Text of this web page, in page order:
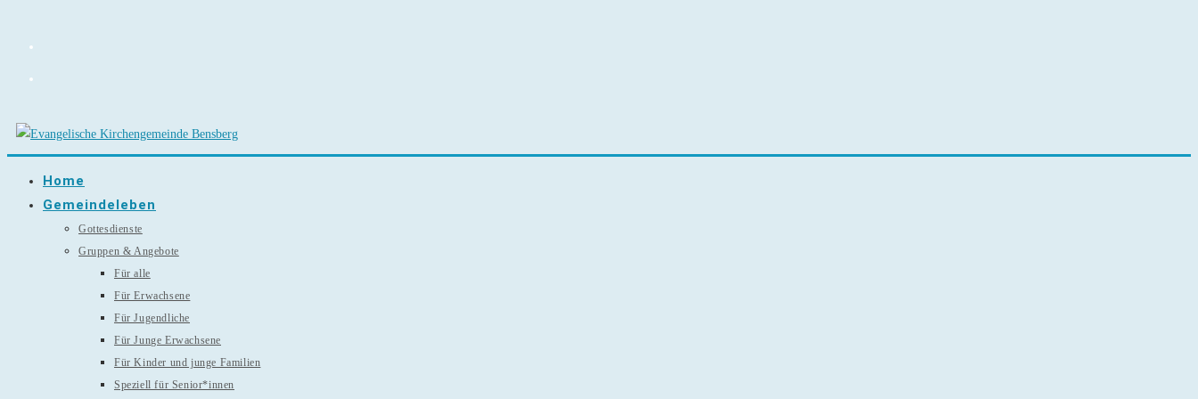
Home
Gemeindeleben
Gottesdienste
Gruppen & Angebote
Für alle
Für Erwachsene
Für Jugendliche
Für Junge Erwachsene
Für Kinder und junge Familien
Speziell für Senior*innen